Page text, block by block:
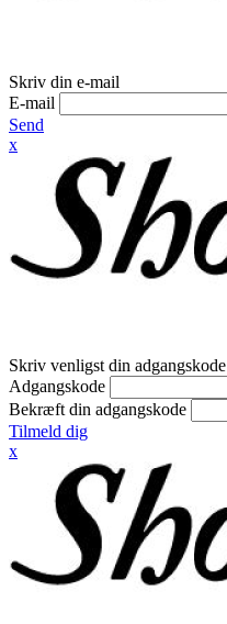
Skriv din e-mail
E-mail
Send
x
Skriv venligst din adgangskode
Adgangskode
Bekræft din adgangskode
Tilmeld dig
x